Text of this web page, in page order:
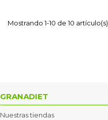
Mostrando 1-10 de 10 artículo(s)
GRANADIET
Nuestras tiendas